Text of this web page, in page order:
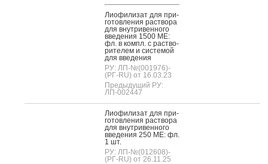
Ли­офи­лизат для при­
готов­ле­ния рас­тво­ра
для внут­ри­вен­но­го
вве­дения 1500 МЕ:
фл. в компл. с рас­тво­
рите­лем и сис­те­мой
для вве­дения
РУ: ЛП-№(001976)-
(РГ-RU) от 16.03.23
Предыдущий РУ:
ЛП-002447
Ли­офи­лизат для при­
готов­ле­ния рас­тво­ра
для внут­ри­вен­но­го
вве­дения 250 МЕ: фл.
1 шт.
РУ: ЛП-№(012608)-
(РГ-RU) от 26.11.25